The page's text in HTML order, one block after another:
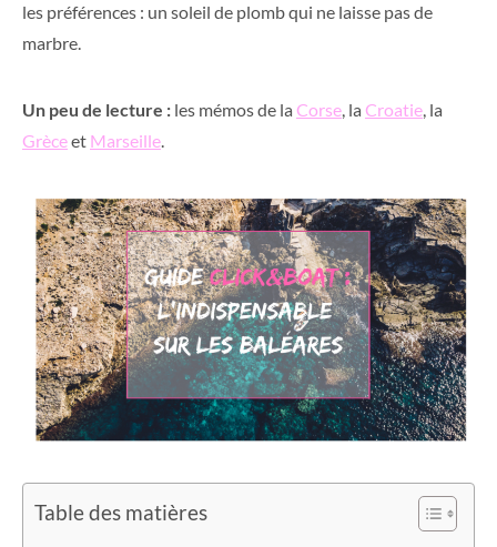
les préférences : un soleil de plomb qui ne laisse pas de
marbre.
Un peu de lecture : les mémos de la Corse, la Croatie, la
Grèceet Marseille.
Table des matières